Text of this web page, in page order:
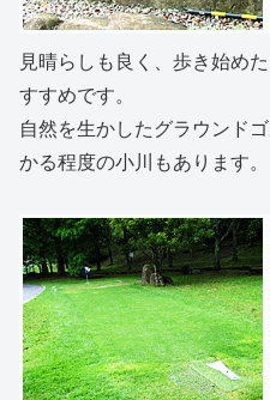
見晴らしも良く、歩き始め
すすめです。
自然を生かしたグラウンド
かる程度の小川もあります。